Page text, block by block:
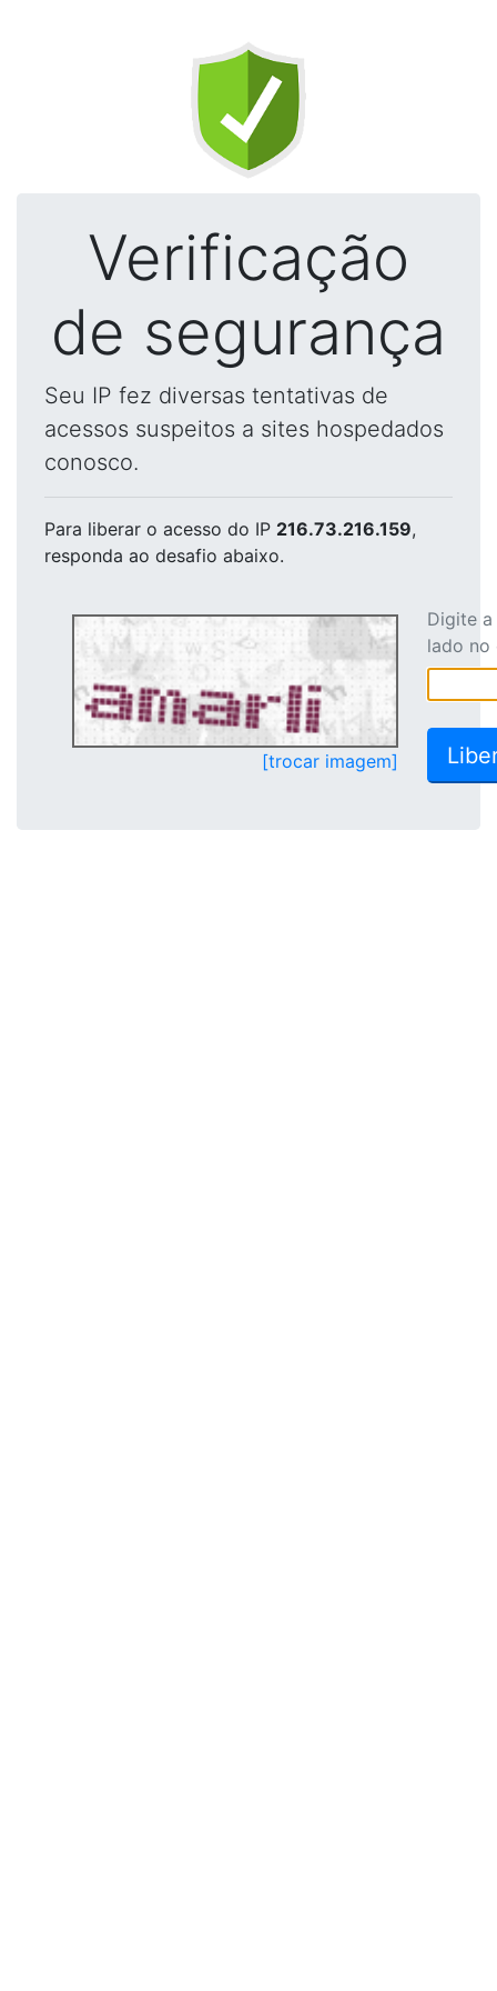
Verificação
de segurança
Seu IP fez diversas tentativas de
acessos suspeitos a sites hospedados
conosco.
Para liberar o acesso do IP 216.73.216.159,
responda ao desafio abaixo.
[trocar imagem]
Digite
lado no